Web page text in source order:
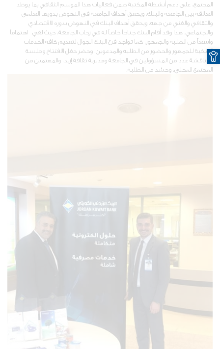
المجتمع، على دعم أنشطة المكتبة ضمن فعاليات هذا الموسم الثقافي بما يوطد
العلاقة بين الجامعة والبنك، ويحقق أهداف الجامعة في النهوض بدورها العلمي
والثقافي والفني من جهة، ويحقق أهداف البنك في النهوض بدوره الاقتصادي
والاجتماعي. هذا وقد أقام البنك جناحاً خاصاً له في رحاب الجامعة، حيث لقي اهتماماً
واسعاً من الطلبة والجمهور، كما تواجد فرع البنك الجوال لتقديم كافة الخدمات
البنكية للجمهور والحضور من الطلبة والمدعوين. وحضر حفل الافتتاح وجلسة
المناقشة عدد من المسؤولين في الجامعة ومديرية ثقافة إربد، والمهتمين من
المجتمع المحلي، وحشد من الطلبة.